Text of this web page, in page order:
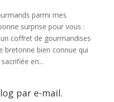
parmi mes
surprise pour vous :
coffret de gourmandises
bretonne bien connue qui
en...
par e-mail.